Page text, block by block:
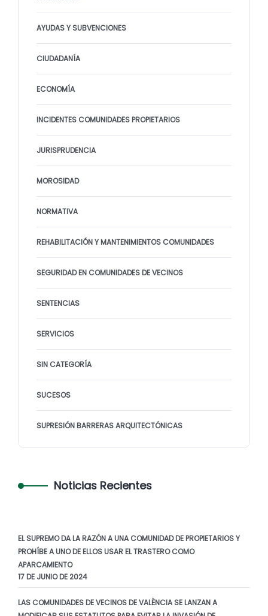
AYUDAS Y SUBVENCIONES
CIUDADANÍA
ECONOMÍA
INCIDENTES COMUNIDADES PROPIETARIOS
JURISPRUDENCIA
MOROSIDAD
NORMATIVA
REHABILITACIÓN Y MANTENIMIENTOS COMUNIDADES
SEGURIDAD EN COMUNIDADES DE VECINOS
SENTENCIAS
SERVICIOS
SIN CATEGORÍA
SUCESOS
SUPRESIÓN BARRERAS ARQUITECTÓNICAS
Noticias Recientes
EL SUPREMO DA LA RAZÓN A UNA COMUNIDAD DE PROPIETARIOS Y
PROHÍBE A UNO DE ELLOS USAR EL TRASTERO COMO
APARCAMIENTO
17 DE JUNIO DE 2024
LAS COMUNIDADES DE VECINOS DE VALÈNCIA SE LANZAN A